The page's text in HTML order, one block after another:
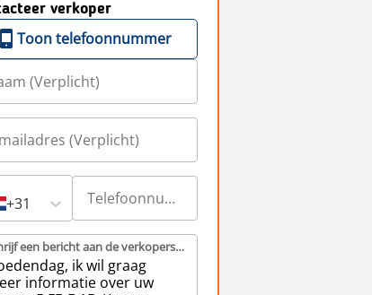
verkoper
Toon telefoonnummer
+31
Schrijf een bericht aan de verkopers (Verplicht)